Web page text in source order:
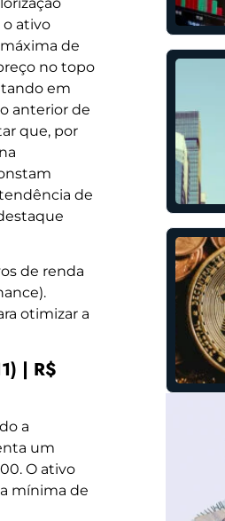
o ativo
de
no topo
em
anterior de
que, por
de
de renda
otimizar a
| R$
a
um
O ativo
mínima de